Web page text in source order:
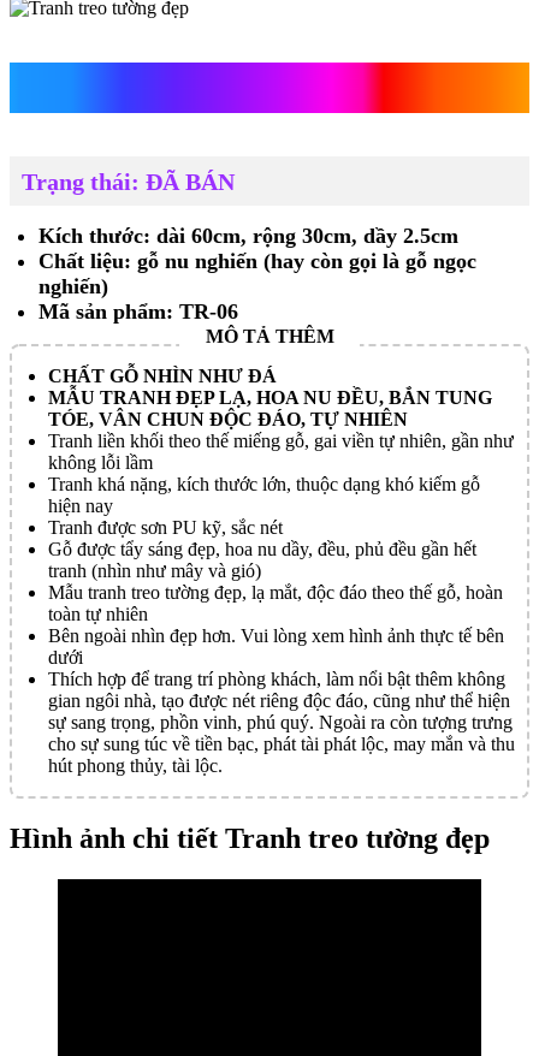
Trạng thái: ĐÃ BÁN
Kích thước: dài 60cm, rộng 30cm, dầy 2.5cm
Chất liệu: gỗ nu nghiến (hay còn gọi là gỗ ngọc
nghiến)
Mã sản phẩm: TR-06
CHẤT GỖ NHÌN NHƯ ĐÁ
MẪU TRANH ĐẸP LẠ, HOA NU ĐỀU, BẮN TUNG
TÓE, VÂN CHUN ĐỘC ĐÁO, TỰ NHIÊN
Tranh liền khối theo thế miếng gỗ, gai viền tự nhiên, gần như
không lỗi lầm
Tranh khá nặng, kích thước lớn, thuộc dạng khó kiếm gỗ
hiện nay
Tranh được sơn PU kỹ, sắc nét
Gỗ được tẩy sáng đẹp, hoa nu dầy, đều, phủ đều gần hết
tranh (nhìn như mây và gió)
Mẫu tranh treo tường đẹp, lạ mắt, độc đáo theo thế gỗ, hoàn
toàn tự nhiên
Bên ngoài nhìn đẹp hơn. Vui lòng xem hình ảnh thực tế bên
dưới
Thích hợp để trang trí phòng khách, làm nổi bật thêm không
gian ngôi nhà, tạo được nét riêng độc đáo, cũng như thể hiện
sự sang trọng, phồn vinh, phú quý. Ngoài ra còn tượng trưng
cho sự sung túc về tiền bạc, phát tài phát lộc, may mắn và thu
hút phong thủy, tài lộc.
Hình ảnh chi tiết Tranh treo tường đẹp